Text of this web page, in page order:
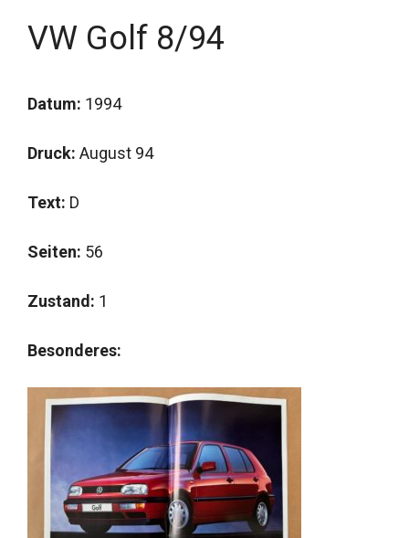
VW Golf 8/94
Datum: 1994
Druck: August 94
Text: D
Seiten: 56
Zustand: 1
Besonderes: